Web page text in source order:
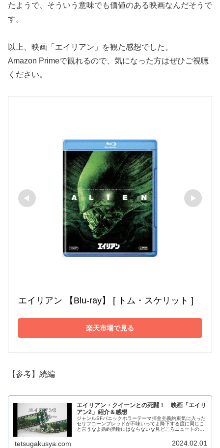
たようで、そういう意味でも価値のある映画なんだそうで
す。
以上、映画「エイリアン」を観た感想でした。
Amazon Primeで観れるので、気になった方はぜひご視聴
ください。
エイリアン 【Blu-ray】 [ トム・スケリット ]
楽天市場で見る
【参考】続編
エイリアン・クイーンとの死闘！ 映画「エイリ
アン2」紹介＆感想
ジャンルSFパニックホラーテーマ拝金主義約束気に入った
セリフコーンブレッドが不味いってよ降下する度に同じこ
と言うなよ婚約指輪にはならないな見どころニュートの敬
tetsugakusya.com 2024.02.01